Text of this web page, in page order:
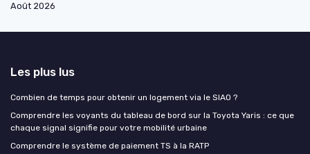
Août 2026
Les plus lus
Combien de temps pour obtenir un logement via le SIAO ?
Comprendre les voyants du tableau de bord sur la Toyota Yaris : ce que
chaque signal signifie pour votre mobilité urbaine
Comprendre le système de paiement TS à la RATP